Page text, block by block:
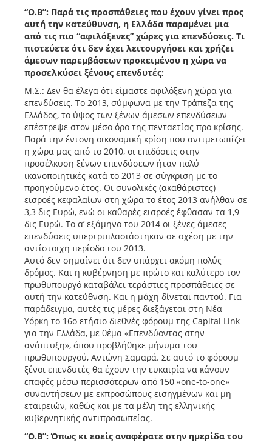
“Ο.Β”: Παρά τις προσπάθειες που έχουν γίνει προς
αυτή την κατεύθυνση, η Ελλάδα παραμένει μια
από τις πιο “αφιλόξενες” χώρες για επενδύσεις. Τι
πιστεύετε ότι δεν έχει λειτουργήσει και χρήζει
άμεσων παρεμβάσεων προκειμένου η χώρα να
προσελκύσει ξένους επενδυτές;
Μ.Σ.: Δεν θα έλεγα ότι είμαστε αφιλόξενη χώρα για
επενδύσεις. Το 2013, σύμφωνα με την Τράπεζα της
Ελλάδος, το ύψος των ξένων άμεσων επενδύσεων
επέστρεψε στον μέσο όρο της πενταετίας προ κρίσης.
Παρά την έντονη οικονομική κρίση που αντιμετωπίζει
η χώρα μας από το 2010, οι επιδόσεις στην
προσέλκυση ξένων επενδύσεων ήταν πολύ
ικανοποιητικές κατά το 2013 σε σύγκριση με το
προηγούμενο έτος. Οι συνολικές (ακαθάριστες)
εισροές κεφαλαίων στη χώρα το έτος 2013 ανήλθαν σε
3,3 δις Ευρώ, ενώ οι καθαρές εισροές έφθασαν τα 1,9
δις Ευρώ. Το α’ εξάμηνο του 2014 οι ξένες άμεσες
επενδύσεις υπερτριπλασιάστηκαν σε σχέση με την
αντίστοιχη περίοδο του 2013.
Αυτό δεν σημαίνει ότι δεν υπάρχει ακόμη πολύς
δρόμος. Και η κυβέρνηση με πρώτο και καλύτερο τον
πρωθυπουργό καταβάλει τεράστιες προσπάθειες σε
αυτή την κατεύθνση. Και η μάχη δίνεται παντού. Για
παράδειγμα, αυτές τις μέρες διεξάγεται στη Νέα
Υόρκη το 16ο ετήσιο διεθνές φόρουμ της Capital Link
για την Ελλάδα, με θέμα «Επενδύοντας στην
ανάπτυξη», όπου προβλήθηκε μήνυμα του
πρωθυπουργού, Αντώνη Σαμαρά. Σε αυτό το φόρουμ
ξένοι επενδυτές θα έχουν την ευκαιρία να κάνουν
επαφές μέσω περισσότερων από 150 «one-to-one»
συναντήσεων με εκπροσώπους εισηγμένων και μη
εταιρειών, καθώς και με τα μέλη της ελληνικής
κυβερνητικής αντιπροσωπείας.
“Ο.Β”: Όπως κι εσείς αναφέρατε στην ημερίδα του